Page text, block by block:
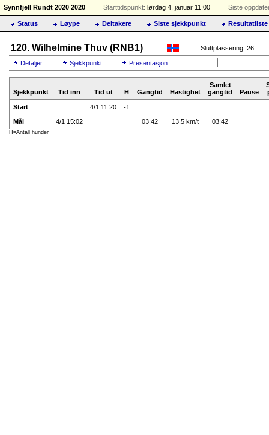
Synnfjell Rundt 2020 2020 Starttidspunkt: lørdag 4. januar 11:00 Siste
Status Løype Deltakere Siste sjekkpunkt Resultatliste
120. Wilhelmine Thuv (RNB1) Sluttplassering: 26
Detaljer Sjekkpunkt Presentasjon
Sjekkpunkt Tid inn Tid ut H Gangtid Hastighet
Samlet
gangtid
Pause
Start 4/1 11:20
-1
Mål
4/1 15:02 03:42 13,5 km/t 03:42
H=Antall hunder